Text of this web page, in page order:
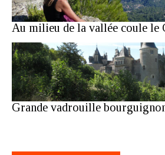
Au milieu de la vallée coule le
Grande vadrouille